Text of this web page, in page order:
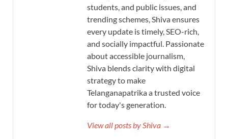
students, and public issues, and
trending schemes, Shiva ensures
every update is timely, SEO-rich,
and socially impactful. Passionate
about accessible journalism,
Shiva blends clarity with digital
strategy to make
Telanganapatrika a trusted voice
for today's generation.
View all posts by Shiva →